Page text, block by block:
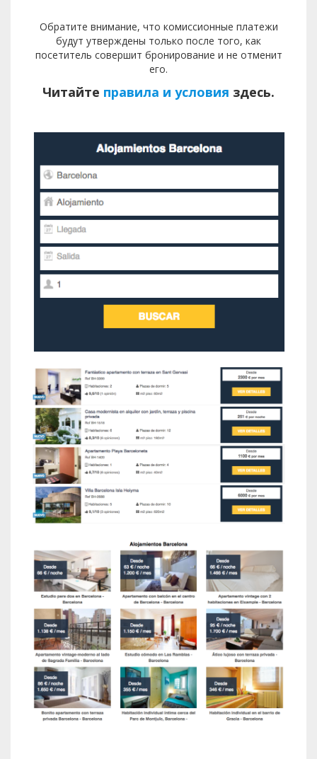
Обратите внимание, что комиссионные платежи
будут утверждены только после того, как
посетитель совершит бронирование и не отменит
его.
Читайте правила и условия здесь.